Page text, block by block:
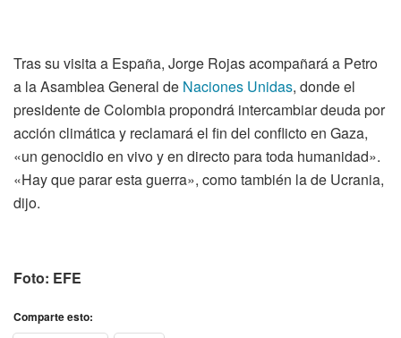
Tras su visita a España, Jorge Rojas acompañará a Petro
a la Asamblea General de Naciones Unidas, donde el
presidente de Colombia propondrá intercambiar deuda por
acción climática y reclamará el fin del conflicto en Gaza,
«un genocidio en vivo y en directo para toda humanidad».
«Hay que parar esta guerra», como también la de Ucrania,
dijo.
Foto: EFE
Comparte esto: